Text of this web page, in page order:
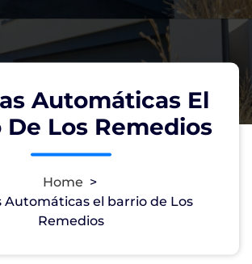
Automáticas El
De Los Remedios
Home >
Automáticas el barrio de Los
Remedios